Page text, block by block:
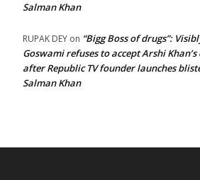
Salman Khan
RUPAK DEY on “Bigg Boss of drugs”:
Goswami refuses to accept Arshi Khan’s
after Republic TV founder launches
Salman Khan